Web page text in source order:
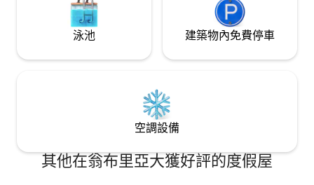
泳池 建築物內免費停車
空調設備
其他在翁布里亞大獲好評的度假屋